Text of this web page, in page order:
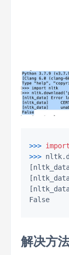
>>> import
>>>
解决方